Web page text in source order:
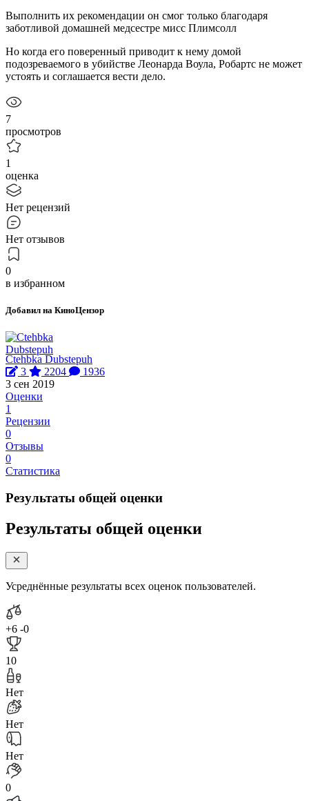
Выполнить их рекомендации он смог только благодаря
заботливой домашней медсестре мисс Плимсолл
Но когда его поверенный приводит к нему домой
подозреваемого в убийстве Леонарда Воула, Робартс не может
устоять и соглашается вести дело.
7
просмотров
1
оценка
Нет рецензий
Нет отзывов
0
в избранном
Добавил на КиноЦензор
Ctehbka Dubstepuh
3
2204
1936
3 сен 2019
Оценки
1
Рецензии
0
Отзывы
0
Статистика
Результаты общей оценки
Результаты общей оценки
Усреднённые результаты всех оценок пользователей.
+6 -0
10
Нет
Нет
Нет
0